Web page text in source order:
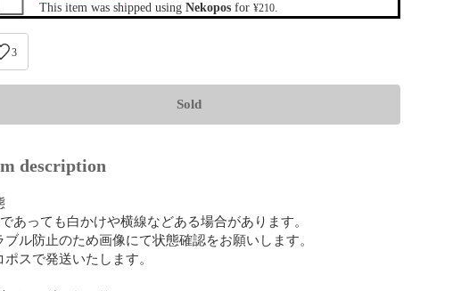
This item was shipped using Nekoposfor ¥210.
3
Sold
description
あっても白かけや横線などある場合があります。
ブル防止のため画像にて状態確認をお願いします。
ポスで発送いたします。